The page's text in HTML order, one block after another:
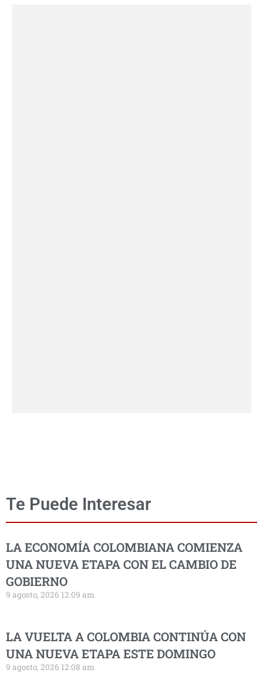
Te Puede Interesar
LA ECONOMÍA COLOMBIANA COMIENZA
UNA NUEVA ETAPA CON EL CAMBIO DE
GOBIERNO
9 agosto, 2026 12:09 am
LA VUELTA A COLOMBIA CONTINÚA CON
UNA NUEVA ETAPA ESTE DOMINGO
9 agosto, 2026 12:08 am